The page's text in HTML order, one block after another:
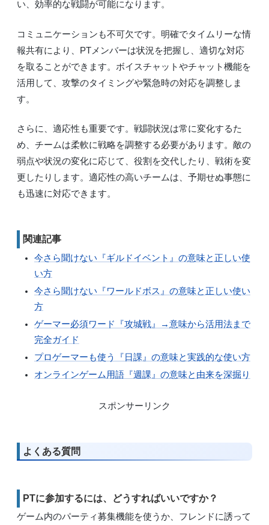
い、効率的な戦闘が可能になります。
コミュニケーションも不可欠です。明確でタイムリーな情
報共有により、PTメンバーは状況を把握し、適切な対応
を取ることができます。ボイスチャットやチャット機能を
活用して、攻撃のタイミングや緊急時の対応を調整しま
す。
さらに、適応性も重要です。戦闘状況は常に変化するた
め、チームは柔軟に戦略を調整する必要があります。敵の
弱点や状況の変化に応じて、役割を交代したり、戦術を変
更したりします。適応性の高いチームは、予期せぬ事態に
も迅速に対応できます。
関連記事
今さら聞けない『ギルドイベント』の意味と正しい使
い方
今さら聞けない『ワールドボス』の意味と正しい使い
方
ゲーマー必須ワード『攻城戦』→意味から活用法まで
完全ガイド
プロゲーマーも使う『日課』の意味と実践的な使い方
オンラインゲーム用語『週課』の意味と由来を深掘り
スポンサーリンク
よくある質問
PTに参加するには、どうすればいいですか？
ゲーム内のパーティ募集機能を使うか、フレンドに誘って